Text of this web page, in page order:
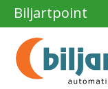
Biljartpoint